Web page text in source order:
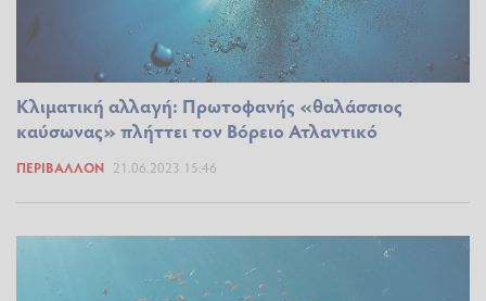
Κλιματική αλλαγή: Πρωτοφανής «θαλάσσιος
καύσωνας» πλήττει τον Βόρειο Ατλαντικό
ΠΕΡΙΒΆΛΛΟΝ 21.06.2023 15:46